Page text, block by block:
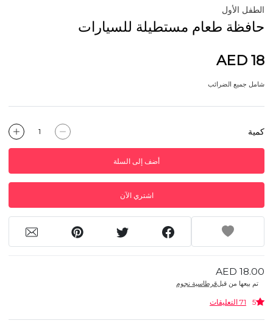
الطفل الأول
حافظة طعام مستطيلة للسيارات
AED 18
شامل جميع الضرائب
كمية
أضف إلى السلة
اشتري الآن
AED 18.00
تم بيعها من قبلقرطاسية نجوم
5 71 التعليقات